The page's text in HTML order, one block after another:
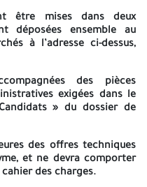
avis d’appel d’offres, sont
auprès duSecrétariat
- Engineering - Direction
Mille Dinars (10 000,00 DA)
bancaire au compte de
(01) seule phaseoù il est
de remettre une offre
établies séparément et
être mises dans deux
déposées ensemble au
à l’adresse ci-dessus,
des pièces
exigées dans le
» du dossier de
des offres techniques
et ne devra comporter
des charges.